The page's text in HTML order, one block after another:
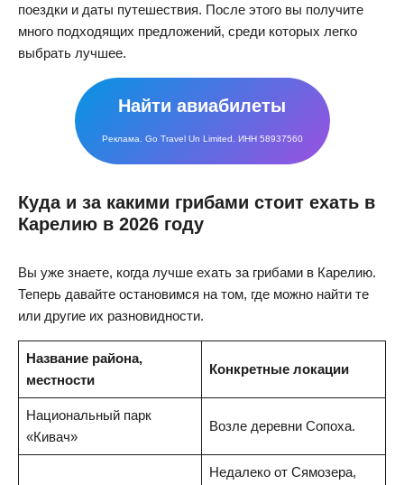
поездки и даты путешествия. После этого вы получите
много подходящих предложений, среди которых легко
выбрать лучшее.
Найти авиабилеты
Реклама. Go Travel Un Limited. ИНН 58937560
Куда и за какими грибами стоит ехать в
Карелию в 2026 году
Вы уже знаете, когда лучше ехать за грибами в Карелию.
Теперь давайте остановимся на том, где можно найти те
или другие их разновидности.
Название района,
местности
Конкретные локации
Национальный парк
«Кивач»
Возле деревни Сопоха.
Недалеко от Сямозера,